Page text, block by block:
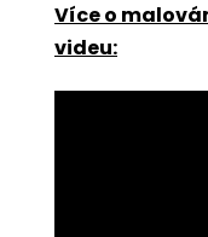
Více o
videu: